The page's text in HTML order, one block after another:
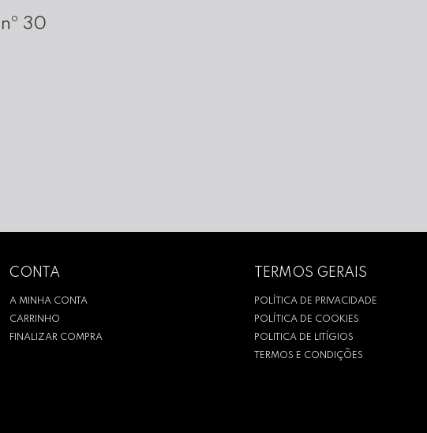
30
CONTA
A MINHA CONTA
CARRINHO
FINALIZAR COMPRA
TERMOS GERAIS
POLÍTICA DE PRIVACIDADE
POLÍTICA DE COOKIES
POLITICA DE LITÍGIOS
TERMOS E CONDIÇÕES